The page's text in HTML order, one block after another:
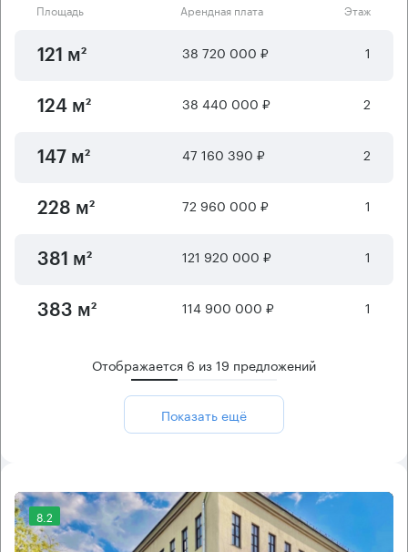
Площадь Арендная плата Этаж
121 м² 38 720 000 ₽ 1
124 м² 38 440 000 ₽ 2
147 м² 47 160 390 ₽ 2
228 м² 72 960 000 ₽ 1
381 м² 121 920 000 ₽ 1
383 м² 114 900 000 ₽ 1
Отображается 6 из19 предложений
Показать ещё
8.2